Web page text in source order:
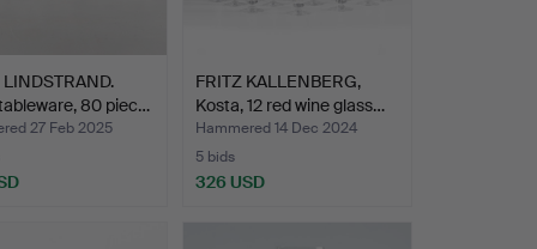
LINDSTRAND.
80 piec…
27 Feb 2025
FRITZ KALLENBERG,
Kosta, 12 red wine glass…
Hammered 14 Dec 2024
5 bids
326 USD